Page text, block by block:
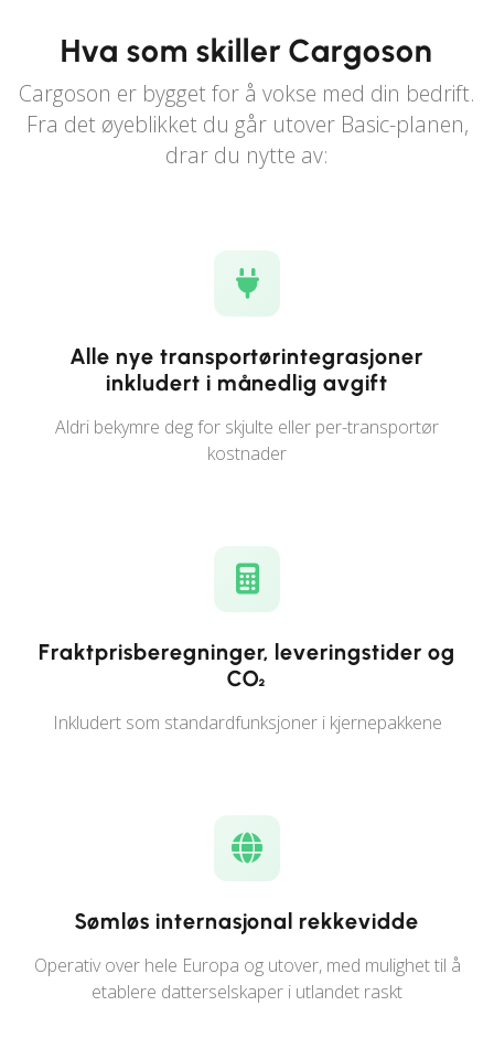
Hva som skiller Cargoson
Cargoson er bygget for å vokse med din bedrift.
Fra det øyeblikket du går utover Basic-planen,
drar du nytte av:
Alle nye transportørintegrasjoner
inkludert i månedlig avgift
Aldri bekymre deg for skjulte eller per-transportør
kostnader
Fraktprisberegninger, leveringstider og
CO₂
Inkludert som standardfunksjoner i kjernepakkene
Sømløs internasjonal rekkevidde
Operativ over hele Europa og utover, med mulighet til å
etablere datterselskaper i utlandet raskt